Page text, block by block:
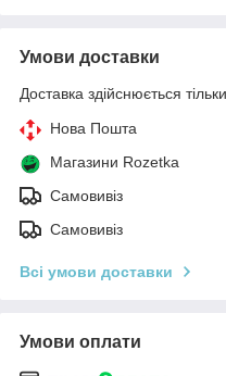
Умови доставки
Доставка здійснюється
Нова Пошта
Магазини Rozetka
Самовивіз
Самовивіз
Всі умови доставки
Умови оплати